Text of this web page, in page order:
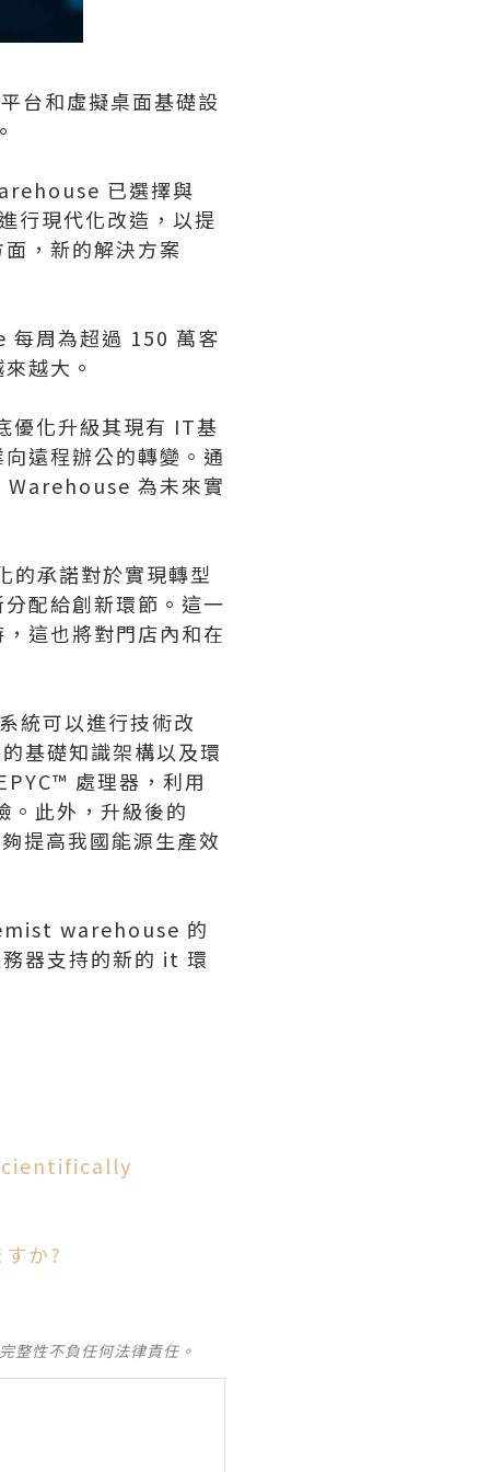
台和虛擬桌面基礎設
已選擇與
行現代化改造，以提
，新的解決方案
每周為超過 150 萬客
越大。
優化升級其現有 IT基
遠程辦公的轉變。通
為未來實
承諾對於實現轉型
配給創新環節。這一
這也將對門店內和在
統可以進行技術改
基礎知識架構以及環
處理器，利用
。此外，升級後的
提高我國能源生產效
warehouse 的
器支持的新的 it 環
か?
整性不負任何法律責任。